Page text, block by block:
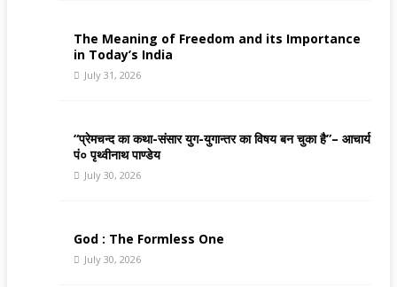
The Meaning of Freedom and its Importance
in Today’s India
July 31, 2026
“प्रेमचन्द का कथा-संसार युग-युगान्तर का विषय बन चुका है”– आचार्य
पं० पृथ्वीनाथ पाण्डेय
July 30, 2026
God : The Formless One
July 30, 2026